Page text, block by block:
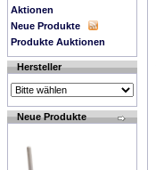
Aktionen
Neue Produkte
Produkte Auktionen
Hersteller
Neue Produkte